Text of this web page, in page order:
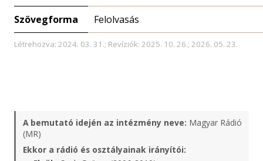
Szövegforma Felolvasás
Létrehozva: 2024. 03. 31.; Revíziók: 2025. 10. 26.; 2026. 05. 23.
A bemutató idején az intézmény neve: Magyar Rádió
(MR)
Ekkor a rádió és osztályainak irányítói: